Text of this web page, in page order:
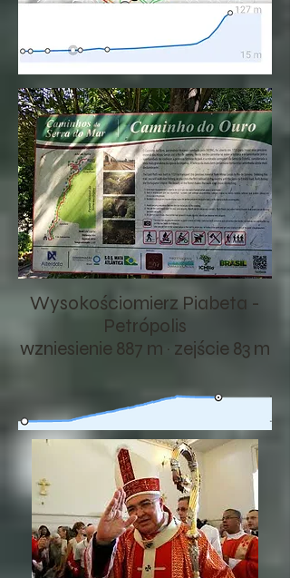
Wysokościomierz Piabeta -
Petrópolis
wzniesienie 887 m · zejście 83 m